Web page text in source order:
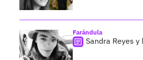
Farándula
Sandra Reyes